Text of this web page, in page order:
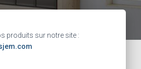
produits sur notre site :